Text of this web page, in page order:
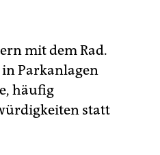
mit dem Rad.
Parkanlagen
häufig
statt